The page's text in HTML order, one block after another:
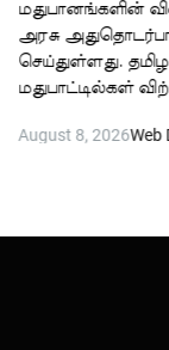
மதுபானங்களின்
அரசு
செய்துள்ளது.
மதுபாட்டில்கள்
August 8, 2026Web